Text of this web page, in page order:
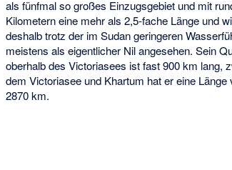
als fünfmal so großes Einzugsgebiet und mit
Kilometern eine mehr als 2,5-fache Länge und
deshalb trotz der im Sudan geringeren
meistens als eigentlicher Nil angesehen. Sein
oberhalb des Victoriasees ist fast 900 km lang,
dem Victoriasee und Khartum hat er eine Länge
2870 km.